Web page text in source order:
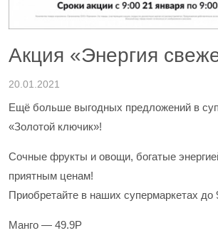
Акция «Энергия
20.01.2021
Ещё больше выгодных предложений в
«Золотой ключик»!
Сочные фрукты и овощи, богатые
приятным ценам!
Приобретайте в наших супермаркетах до
Манго — 49.9Р